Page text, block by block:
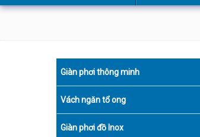
Giàn phơi thông minh
Vách ngăn tổ ong
Giàn phơi đồ Inox